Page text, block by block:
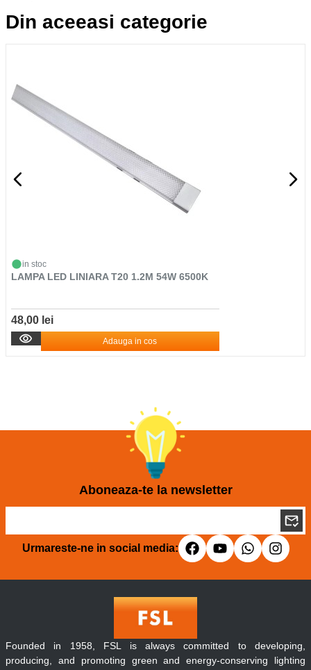
Din aceeasi categorie
in stoc
LAMPA LED LINIARA T20 1.2M 54W 6500K
48,00 lei
Adauga in cos
Aboneaza-te la newsletter
Urmareste-ne in social media:
Founded in 1958, FSL is always committed to developing,
producing, and promoting green and energy-conserving lighting